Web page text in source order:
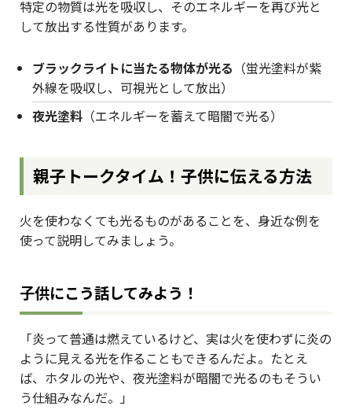
特定の物質は光を吸収し、そのエネルギーを再び光と
して放出する性質があります。
ブラックライトに当たる物体が光る （蛍光塗料が紫
外線を吸収し、可視光として放出）
夜光塗料 （エネルギーを蓄えて暗闇で光る）
親子トークタイム！子供に伝える方法
火を使わなくても光るものがあることを、身近な例を
使って説明してみましょう。
子供にこう話してみよう！
「炎って普通は燃えているけど、実は火を使わずに炎の
ように見える光を作ることもできるんだよ。たとえ
ば、ホタルの光や、夜光塗料が暗闇で光るのもそうい
う仕組みなんだ。」